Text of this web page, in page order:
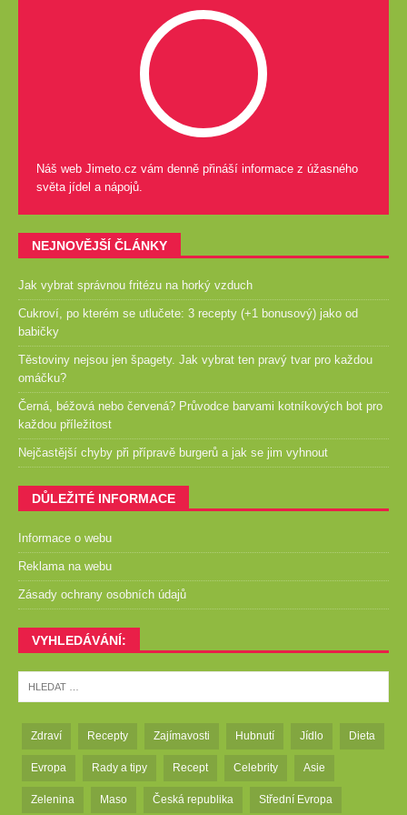
Náš web Jimeto.cz vám denně přináší informace z úžasného
světa jídel a nápojů.
NEJNOVĚJŠÍ ČLÁNKY
Jak vybrat správnou fritézu na horký vzduch
Cukroví, po kterém se utlučete: 3 recepty (+1 bonusový) jako od
babičky
Těstoviny nejsou jen špagety. Jak vybrat ten pravý tvar pro každou
omáčku?
Černá, béžová nebo červená? Průvodce barvami kotníkových bot pro
každou příležitost
Nejčastější chyby při přípravě burgerů a jak se jim vyhnout
DŮLEŽITÉ INFORMACE
Informace o webu
Reklama na webu
Zásady ochrany osobních údajů
VYHLEDÁVÁNÍ:
Zdraví Recepty Zajímavosti Hubnutí Jídlo Dieta
Evropa Rady a tipy Recept Celebrity Asie
Zelenina Maso Česká republika Střední Evropa